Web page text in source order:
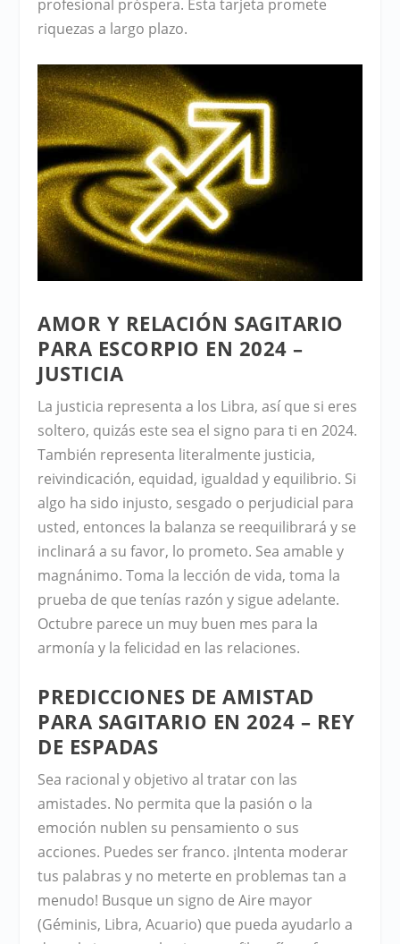
profesional próspera. Esta tarjeta promete
riquezas a largo plazo.
AMOR Y RELACIÓN SAGITARIO
PARA ESCORPIO EN 2024 –
JUSTICIA
La justicia representa a los Libra, así que si eres
soltero, quizás este sea el signo para ti en 2024.
También representa literalmente justicia,
reivindicación, equidad, igualdad y equilibrio. Si
algo ha sido injusto, sesgado o perjudicial para
usted, entonces la balanza se reequilibrará y se
inclinará a su favor, lo prometo. Sea amable y
magnánimo. Toma la lección de vida, toma la
prueba de que tenías razón y sigue adelante.
Octubre parece un muy buen mes para la
armonía y la felicidad en las relaciones.
PREDICCIONES DE AMISTAD
PARA SAGITARIO EN 2024 – REY
DE ESPADAS
Sea racional y objetivo al tratar con las
amistades. No permita que la pasión o la
emoción nublen su pensamiento o sus
acciones. Puedes ser franco. ¡Intenta moderar
tus palabras y no meterte en problemas tan a
menudo! Busque un signo de Aire mayor
(Géminis, Libra, Acuario) que pueda ayudarlo a